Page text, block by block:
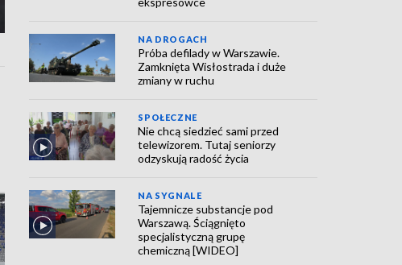
NA DROGACH
Próba defilady w Warszawie.
Zamknięta Wisłostrada i duże
zmiany w ruchu
SPOŁECZNE
Nie chcą siedzieć sami przed
telewizorem. Tutaj seniorzy
odzyskują radość życia
NA SYGNALE
Tajemnicze substancje pod
Warszawą. Ściągnięto
specjalistyczną grupę
chemiczną [WIDEO]